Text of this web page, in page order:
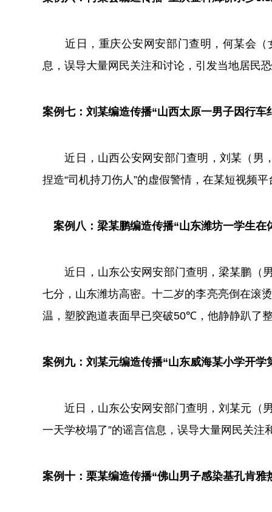
近日，重庆公安网安部门查明，何某会（
息，误导大量网民关注和讨论，引发当地居民
案例七：刘某编造传播“山西太原一男子因行车
近日，山西公安网安部门查明，刘某（男，
捏造“司机持刀伤人”的虚假警情，在某短视频
案例八：梁某鹏编造传播“山东潍坊一学生在
近日，山东公安网安部门查明，梁某鹏（男
七分，山东潍坊高密。十二岁的李亮亮倒在滚
温，塑胶跑道表面早已突破50℃，他静静趴了
案例九：刘某元编造传播“山东威海某小学开学
近日，山东公安网安部门查明，刘某元（男
一天学校塌了”的谣言信息，误导大量网民关
案例十：栗某编造传播“佛山男子感染基孔肯雅